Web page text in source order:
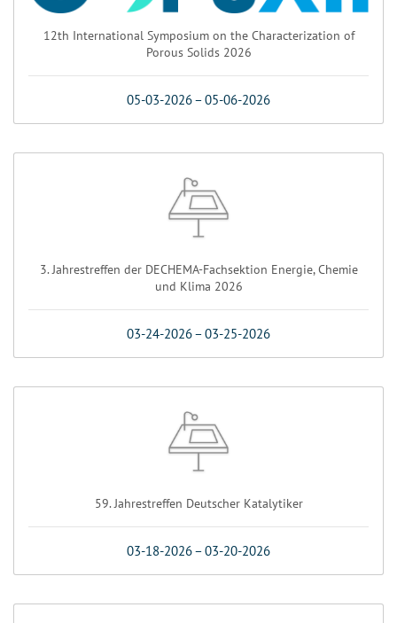
12th International Symposium on the Characterization of
Porous Solids 2026
05-03-2026–05-06-2026
3. Jahrestreffen der DECHEMA-Fachsektion Energie, Chemie
und Klima 2026
03-24-2026–03-25-2026
59. Jahrestreffen Deutscher Katalytiker
03-18-2026–03-20-2026